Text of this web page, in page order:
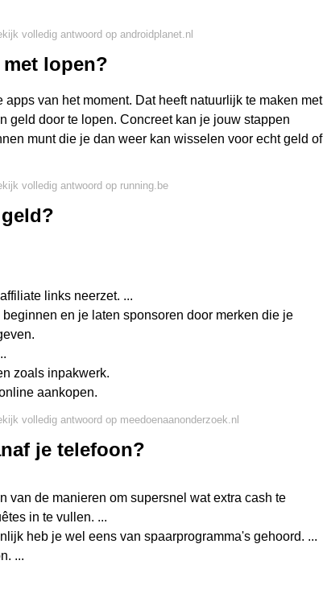
volledig antwoord op androidplanet.nl
lopen?
van het moment. Dat heeft natuurlijk te maken met
geld door te lopen. Concreet kan je jouw stappen
munt die je dan weer kan wisselen voor echt geld of
volledig antwoord op running.be
links neerzet. ...
en je laten sponsoren door merken die je
zoals inpakwerk.
aankopen.
volledig antwoord op meedoenaanonderzoek.nl
je telefoon?
van de manieren om supersnel wat extra cash te
in te vullen. ...
heb je wel eens van spaarprogramma's gehoord. ...
...